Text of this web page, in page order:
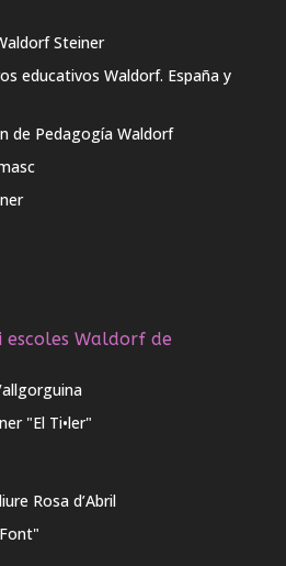
Steiner
educativos Waldorf. España y
de Pedagogía Waldorf
escoles Waldorf de
"El Ti•ler"
Rosa d’Abril